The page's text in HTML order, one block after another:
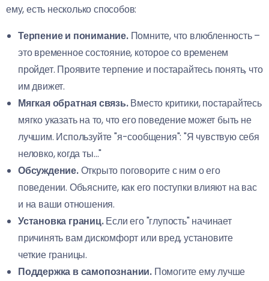
ему, есть несколько способов:
Терпение и понимание.Помните, что влюбленность –
это временное состояние, которое со временем
пройдет. Проявите терпение и постарайтесь понять, что
им движет.
Мягкая обратная связь.Вместо критики, постарайтесь
мягко указать на то, что его поведение может быть не
лучшим. Используйте "я-сообщения": "Я чувствую себя
неловко, когда ты…"
Обсуждение.Открыто поговорите с ним о его
поведении. Объясните, как его поступки влияют на вас
и на ваши отношения.
Установка границ.Если его "глупость" начинает
причинять вам дискомфорт или вред, установите
четкие границы.
Поддержка в самопознании. Помогите ему лучше